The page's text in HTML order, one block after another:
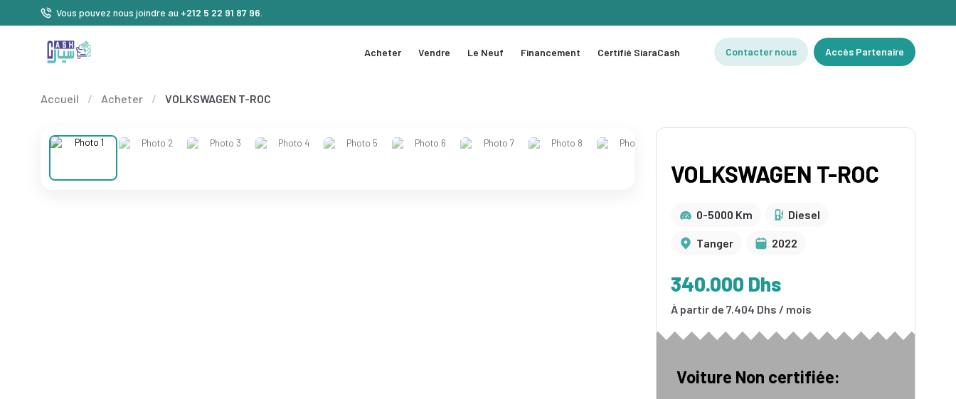
Vous pouvez nous joindre au +212 5 22 91 87 96
Acheter Vendre Le Neuf Financement Certifié SiaraCash Contacter nous Accès Partenaire
Accueil / Acheter / VOLKSWAGEN T-ROC
VOLKSWAGEN T-ROC
0-5000 Km Diesel
Tanger‎ 2022
340.000 Dhs
À partir de 7.404 Dhs / mois
Voiture Non certifiée: